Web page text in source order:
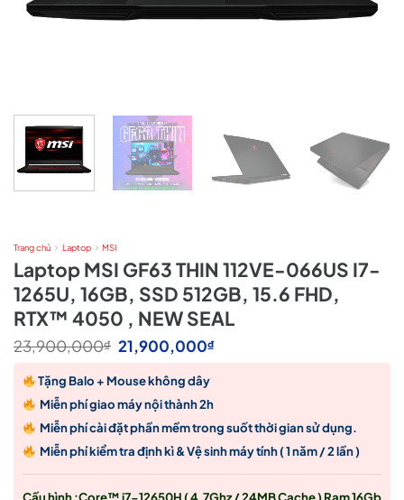
Trang chủ Laptop MSI
Laptop MSI GF63 THIN 112VE-066US I7-
1265U, 16GB, SSD 512GB, 15.6 FHD,
RTX™ 4050 , NEW SEAL
23,900,000₫ Giá
gốc
là:
23,900,000₫.
21,900,000₫Giá
Tặng Balo + Mouse không dây
Miễn phí giao máy nội thành 2h
Miễn phí cài đặt phần mềm trong suốt thời gian sử dụng.
Miễn phí kiểm tra định kì & Vệ sinh máy tính ( 1 năm / 2 lần )